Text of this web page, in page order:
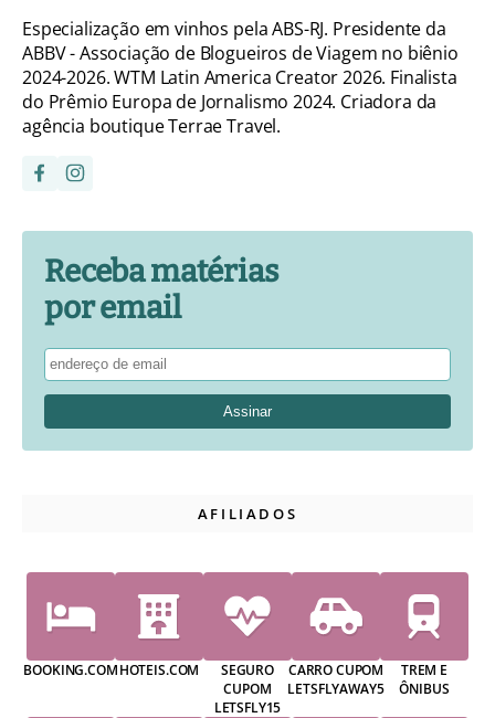
Especialização em vinhos pela ABS-RJ. Presidente da
ABBV - Associação de Blogueiros de Viagem no biênio
2024-2026. WTM Latin America Creator 2026. Finalista
do Prêmio Europa de Jornalismo 2024. Criadora da
agência boutique Terrae Travel.
Receba matérias
por email
AFILIADOS
BOOKING.COMHOTEIS.COM
SEGURO
CUPOM
LETSFLY15
CARRO CUPOM
LETSFLYAWAY5
TREM E
ÔNIBUS